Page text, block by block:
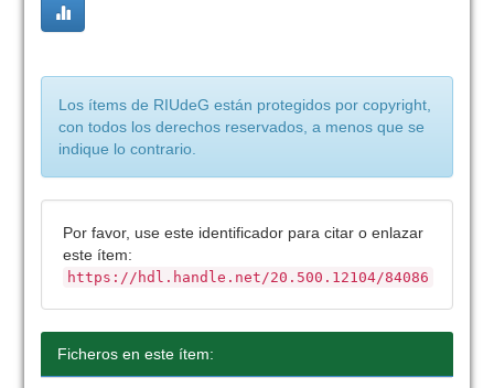
Los ítems de RIUdeG están protegidos por copyright,
con todos los derechos reservados, a menos que se
indique lo contrario.
Por favor, use este identificador para citar o enlazar
este ítem:
https://hdl.handle.net/20.500.12104/84086
Ficheros en este ítem: